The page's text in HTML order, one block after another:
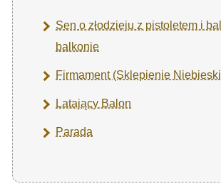
Sen o złodzieju z pistoletem i
balkonie
Firmament (Sklepienie
Latający Balon
Parada